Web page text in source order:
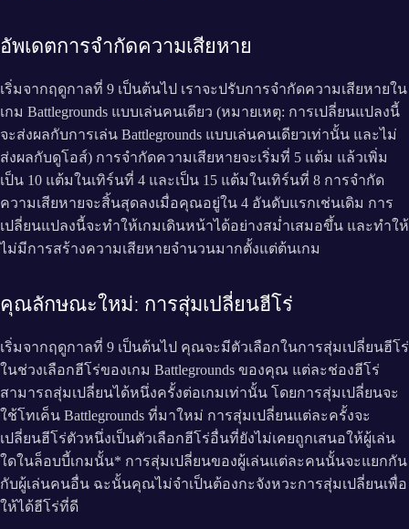
อัพเดตการจำกัดความเสียหาย
เริ่มจากฤดูกาลที่ 9 เป็นต้นไป เราจะปรับการจำกัดความเสียหายใน
เกม Battlegrounds แบบเล่นคนเดียว (หมายเหตุ: การเปลี่ยนแปลงนี้
จะส่งผลกับการเล่น Battlegrounds แบบเล่นคนเดียวเท่านั้น และไม่
ส่งผลกับดูโอส์) การจำกัดความเสียหายจะเริ่มที่ 5 แต้ม แล้วเพิ่ม
เป็น 10 แต้มในเทิร์นที่ 4 และเป็น 15 แต้มในเทิร์นที่ 8 การจำกัด
ความเสียหายจะสิ้นสุดลงเมื่อคุณอยู่ใน 4 อันดับแรกเช่นเดิม การ
เปลี่ยนแปลงนี้จะทำให้เกมเดินหน้าได้อย่างสม่ำเสมอขึ้น และทำให้
ไม่มีการสร้างความเสียหายจำนวนมากตั้งแต่ต้นเกม
คุณลักษณะใหม่: การสุ่มเปลี่ยนฮีโร่
เริ่มจากฤดูกาลที่ 9 เป็นต้นไป คุณจะมีตัวเลือกในการสุ่มเปลี่ยนฮีโร่
ในช่วงเลือกฮีโร่ของเกม Battlegrounds ของคุณ แต่ละช่องฮีโร่
สามารถสุ่มเปลี่ยนได้หนึ่งครั้งต่อเกมเท่านั้น โดยการสุ่มเปลี่ยนจะ
ใช้โทเค็น Battlegrounds ที่มาใหม่ การสุ่มเปลี่ยนแต่ละครั้งจะ
เปลี่ยนฮีโร่ตัวหนึ่งเป็นตัวเลือกฮีโร่อื่นที่ยังไม่เคยถูกเสนอให้ผู้เล่น
ใดในล็อบบี้เกมนั้น* การสุ่มเปลี่ยนของผู้เล่นแต่ละคนนั้นจะแยกกัน
กับผู้เล่นคนอื่น ฉะนั้นคุณไม่จำเป็นต้องกะจังหวะการสุ่มเปลี่ยนเพื่อ
ให้ได้ฮีโร่ที่ดี